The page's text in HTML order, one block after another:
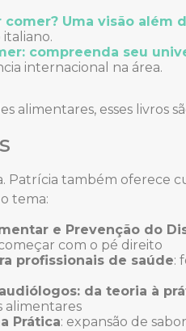
Uma visão além
compreenda seu
internacional na área.
alimentares, esses livros
também oferece
tema:
e Prevenção do
com o pé direito
profissionais de saúde:
da teoria à
alimentares
Prática: expansão de